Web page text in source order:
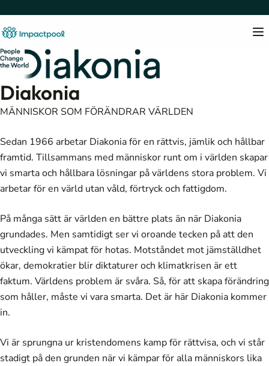
Diakonia
MÄNNISKOR SOM FÖRÄNDRAR VÄRLDEN
Sedan 1966 arbetar Diakonia för en rättvis, jämlik och hållbar
framtid. Tillsammans med människor runt om i världen skapar
vi smarta och hållbara lösningar på världens stora problem. Vi
arbetar för en värld utan våld, förtryck och fattigdom.
På många sätt är världen en bättre plats än när Diakonia
grundades. Men samtidigt ser vi oroande tecken på att den
utveckling vi kämpat för hotas. Motståndet mot jämställdhet
ökar, demokratier blir diktaturer och klimatkrisen är ett
faktum. Världens problem är svåra. Så, för att skapa förändring
som håller, måste vi vara smarta. Det är här Diakonia kommer
in.
Vi är sprungna ur kristendomens kamp för rättvisa, och vi står
stadigt på den grunden när vi kämpar för alla människors lika